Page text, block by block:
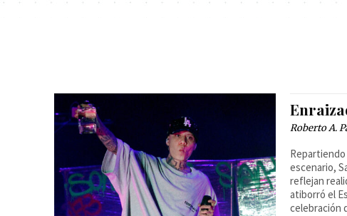
Roberto A.
escenario,
reflejan
atiborró el
celebración